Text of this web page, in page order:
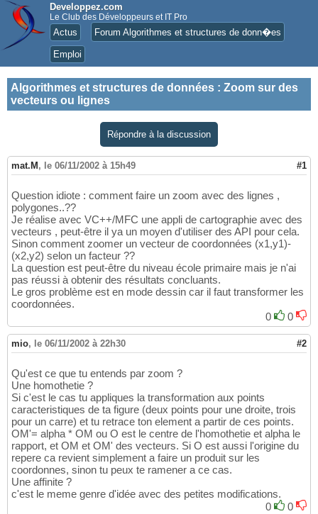
Developpez.com
Le Club des Développeurs et IT Pro
Actus Forum Algorithmes et structures de donn�es
Emploi
Algorithmes et structures de données : Zoom sur des
vecteurs ou lignes
Répondre à la discussion
mat.M , le 06/11/2002 à 15h49 #1
Question idiote : comment faire un zoom avec des lignes ,
polygones..??
Je réalise avec VC++/MFC une appli de cartographie avec des
vecteurs , peut-être il ya un moyen d'utiliser des API pour cela.
Sinon comment zoomer un vecteur de coordonnées (x1,y1)-
(x2,y2) selon un facteur ??
La question est peut-être du niveau école primaire mais je n'ai
pas réussi à obtenir des résultats concluants.
Le gros problème est en mode dessin car il faut transformer les
coordonnées.
0
0
mio, le 06/11/2002 à 22h30 #2
Qu'est ce que tu entends par zoom ?
Une homothetie ?
Si c'est le cas tu appliques la transformation aux points
caracteristiques de ta figure (deux points pour une droite, trois
pour un carre) et tu retrace ton element a partir de ces points.
OM'= alpha * OM ou O est le centre de l'homothetie et alpha le
rapport, et OM et OM' des vecteurs. Si O est aussi l'origine du
repere ca revient simplement a faire un produit sur les
coordonnes, sinon tu peux te ramener a ce cas.
Une affinite ?
c'est le meme genre d'idée avec des petites modifications.
0
0